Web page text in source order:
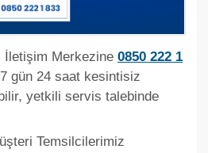
İletişim Merkezine 0850 222 1
gün 24 saat kesintisiz
yetkili servis talebinde
Temsilcilerimiz